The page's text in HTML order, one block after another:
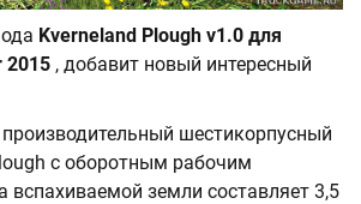
Kverneland Plough v1.0 для
Farming Simulator 2015 , добавит новый интересный
шестикорпусный
с оборотным рабочим
земли составляет 3,5